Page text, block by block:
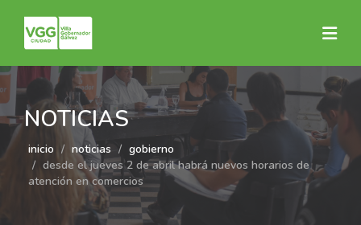
NOTICIAS
inicio noticias
gobierno
desde el jueves 2 de abril habrá nuevos horarios de
atención en comercios